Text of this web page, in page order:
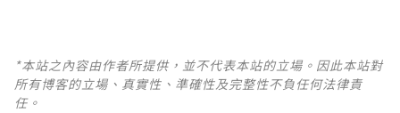
*本站之內容由作者所提供，並不代表本站的立場。因此本站對
所有博客的立場、真實性、準確性及完整性不負任何法律責
任。